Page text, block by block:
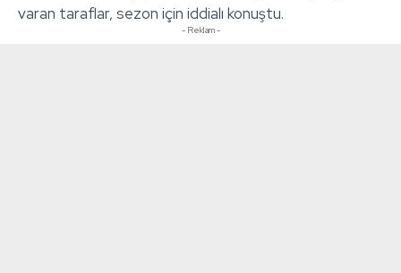
varan taraflar, sezon için iddialı konuştu.
- Reklam -